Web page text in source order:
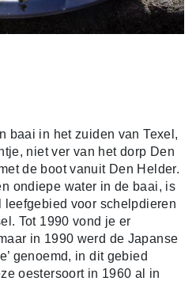
baai in het zuiden van Texel,
niet ver van het dorp Den
de boot vanuit Den Helder.
ondiepe water in de baai, is
voor schelpdieren
Tot 1990 vond je er
in 1990 werd de Japanse
genoemd, in dit gebied
oestersoort in 1960 al in